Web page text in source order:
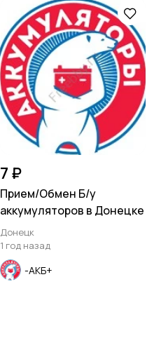
7 ₽
Прием/Обмен Б/у
аккумуляторов в Донецке
Донецк
1 год назад
-АКБ+